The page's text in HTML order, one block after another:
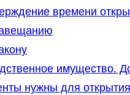
времени
имущество.
нужны для